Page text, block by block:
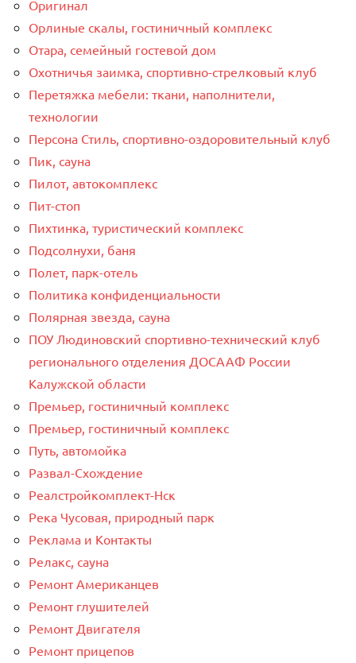
Оригинал
Орлиные скалы, гостиничный комплекс
Отара, семейный гостевой дом
Охотничья заимка, спортивно-стрелковый клуб
Перетяжка мебели: ткани, наполнители,
технологии
Персона Стиль, спортивно-оздоровительный клуб
Пик, сауна
Пилот, автокомплекс
Пит-стоп
Пихтинка, туристический комплекс
Подсолнухи, баня
Полет, парк-отель
Политика конфиденциальности
Полярная звезда, сауна
ПОУ Людиновский спортивно-технический клуб
регионального отделения ДОСААФ России
Калужской области
Премьер, гостиничный комплекс
Премьер, гостиничный комплекс
Путь, автомойка
Развал-Схождение
Реалстройкомплект-Нск
Река Чусовая, природный парк
Реклама и Контакты
Релакс, сауна
Ремонт Американцев
Ремонт глушителей
Ремонт Двигателя
Ремонт прицепов